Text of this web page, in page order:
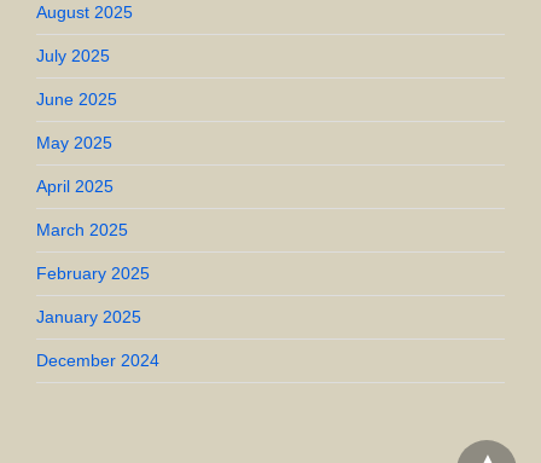
August 2025
July 2025
June 2025
May 2025
April 2025
March 2025
February 2025
January 2025
December 2024